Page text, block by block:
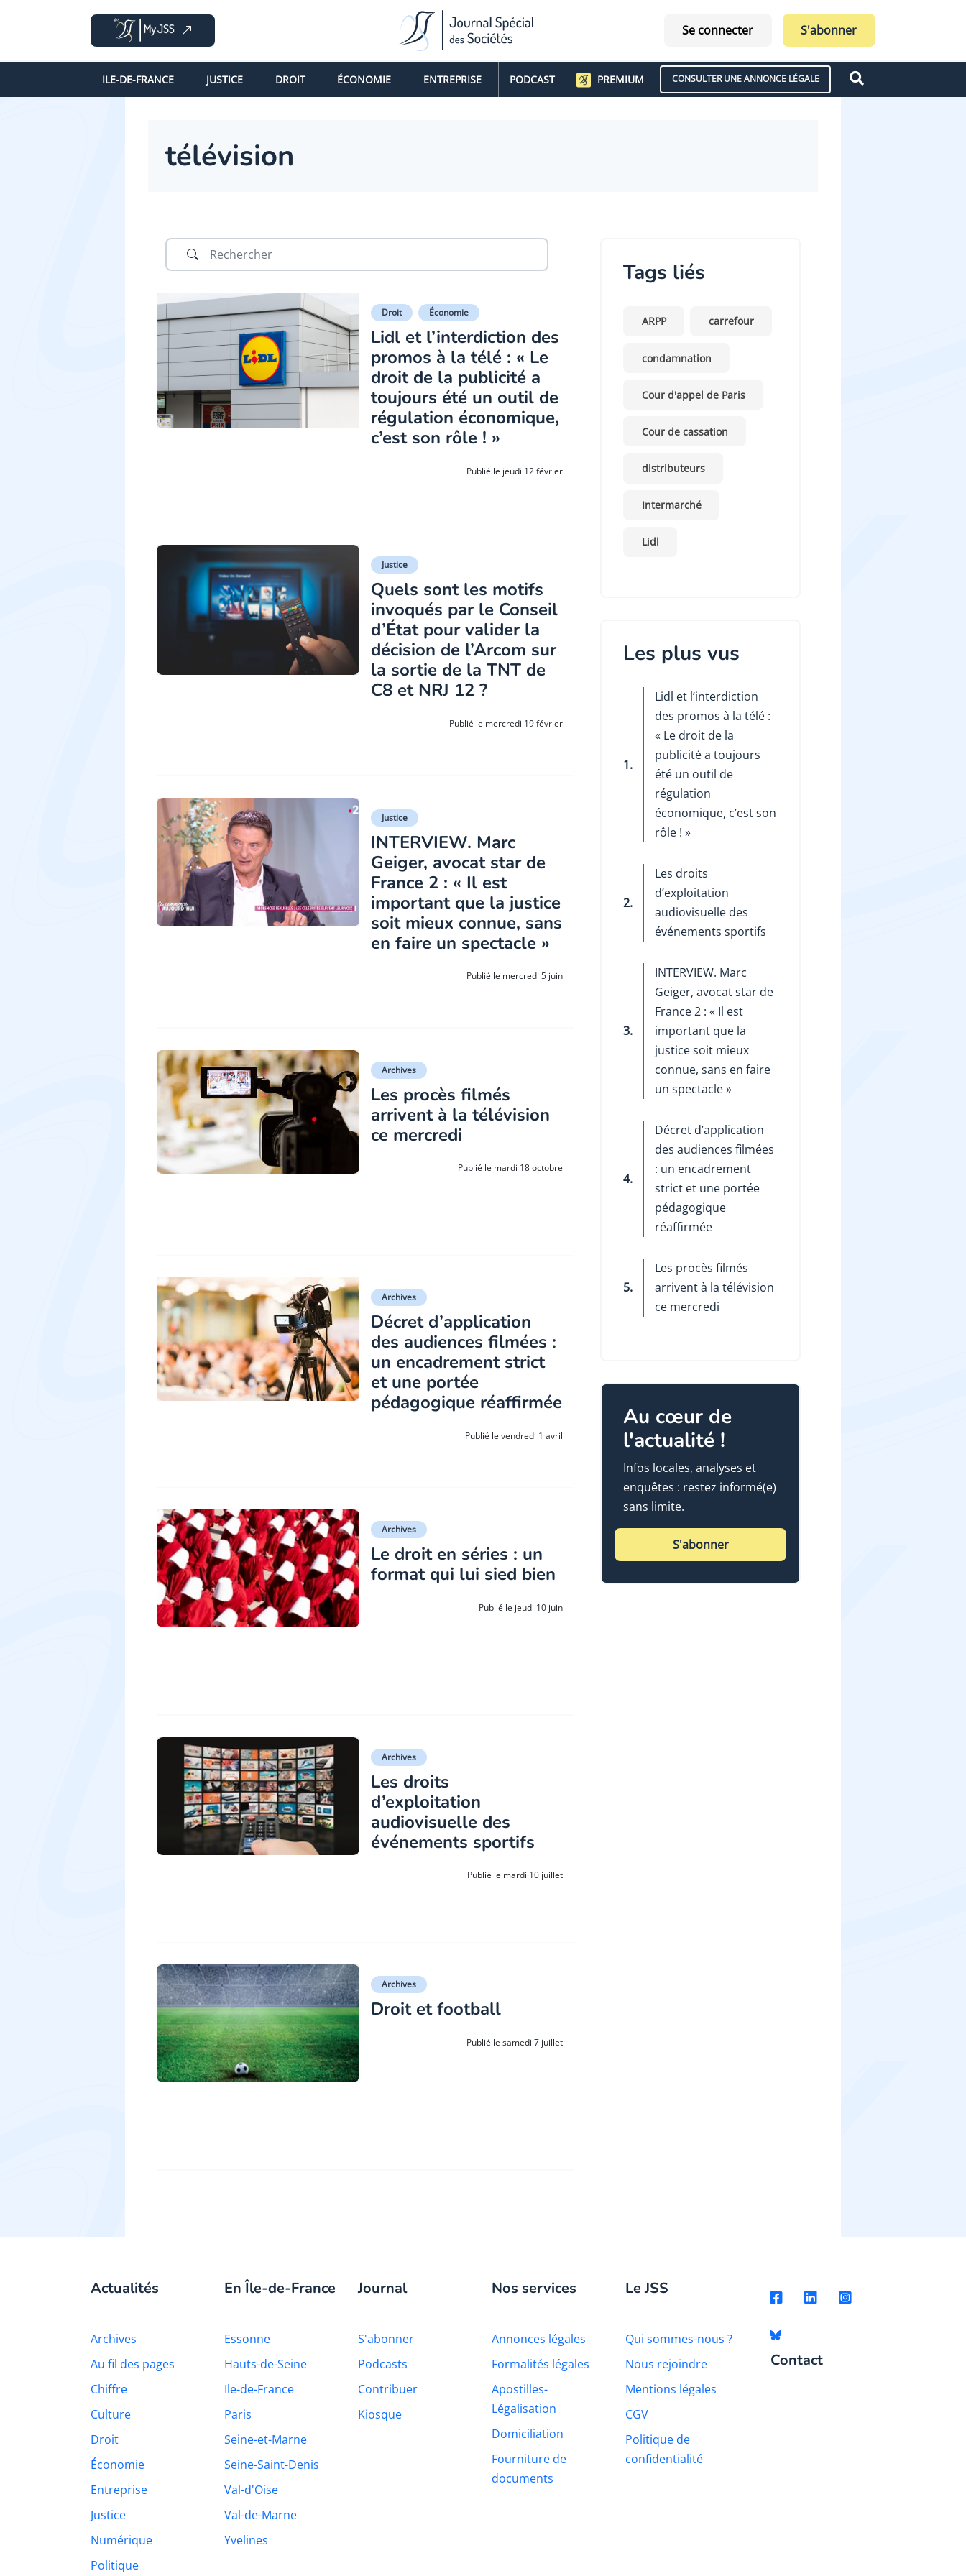
Se connecter S'abonner
ILE-DE-FRANCE JUSTICE DROIT ÉCONOMIE ENTREPRISE PODCAST PREMIUM CONSULTER UNE ANNONCE LÉGALE
télévision
Droit Économie
Lidl et l’interdiction des
promos à la télé : « Le
droit de la publicité a
toujours été un outil de
régulation économique,
c’est son rôle ! »
Publié le jeudi 12 février
Justice
Quels sont les motifs
invoqués par le Conseil
d’État pour valider la
décision de l’Arcom sur
la sortie de la TNT de
C8 et NRJ 12 ?
Publié le mercredi 19 février
Justice
INTERVIEW. Marc
Geiger, avocat star de
France 2 : « Il est
important que la justice
soit mieux connue, sans
en faire un spectacle »
Publié le mercredi 5 juin
Archives
Les procès filmés
arrivent à la télévision
ce mercredi
Publié le mardi 18 octobre
Archives
Décret d’application
des audiences filmées :
un encadrement strict
et une portée
pédagogique réaffirmée
Publié le vendredi 1 avril
Archives
Le droit en séries : un
format qui lui sied bien
Publié le jeudi 10 juin
Archives
Les droits
d’exploitation
audiovisuelle des
événements sportifs
Publié le mardi 10 juillet
Archives
Droit et football
Publié le samedi 7 juillet
Tags liés
ARPP carrefour
condamnation
Cour d'appel de Paris
Cour de cassation
distributeurs
Intermarché
Lidl
Les plus vus
1.
Lidl et l’interdiction
des promos à la télé :
« Le droit de la
publicité a toujours
été un outil de
régulation
économique, c’est son
rôle ! »
2.
Les droits
d’exploitation
audiovisuelle des
événements sportifs
3.
INTERVIEW. Marc
Geiger, avocat star de
France 2 : « Il est
important que la
justice soit mieux
connue, sans en faire
un spectacle »
4.
Décret d’application
des audiences filmées
: un encadrement
strict et une portée
pédagogique
réaffirmée
5.
Les procès filmés
arrivent à la télévision
ce mercredi
Au cœur de
l'actualité !
Infos locales, analyses et
enquêtes : restez informé(e)
sans limite.
S'abonner
Actualités
Archives
Au fil des pages
Chiffre
Culture
Droit
Économie
Entreprise
Justice
Numérique
Politique
En Île-de-France
Essonne
Hauts-de-Seine
Ile-de-France
Paris
Seine-et-Marne
Seine-Saint-Denis
Val-d'Oise
Val-de-Marne
Yvelines
Journal
S'abonner
Podcasts
Contribuer
Kiosque
Nos services
Annonces légales
Formalités légales
Apostilles-
Légalisation
Domiciliation
Fourniture de
documents
Le JSS
Qui sommes-nous ?
Nous rejoindre
Mentions légales
CGV
Politique de
confidentialité
Contact